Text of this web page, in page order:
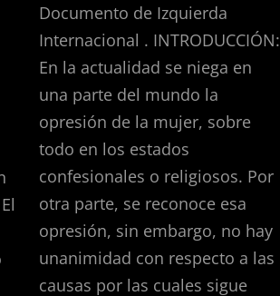
Documento de Izquierda
Internacional . INTRODUCCIÓN:
En la actualidad se niega en
una parte del mundo la
opresión de la mujer, sobre
todo en los estados
confesionales o religiosos. Por
otra parte, se reconoce esa
opresión, sin embargo, no hay
unanimidad con respecto a las
causas por las cuales sigue